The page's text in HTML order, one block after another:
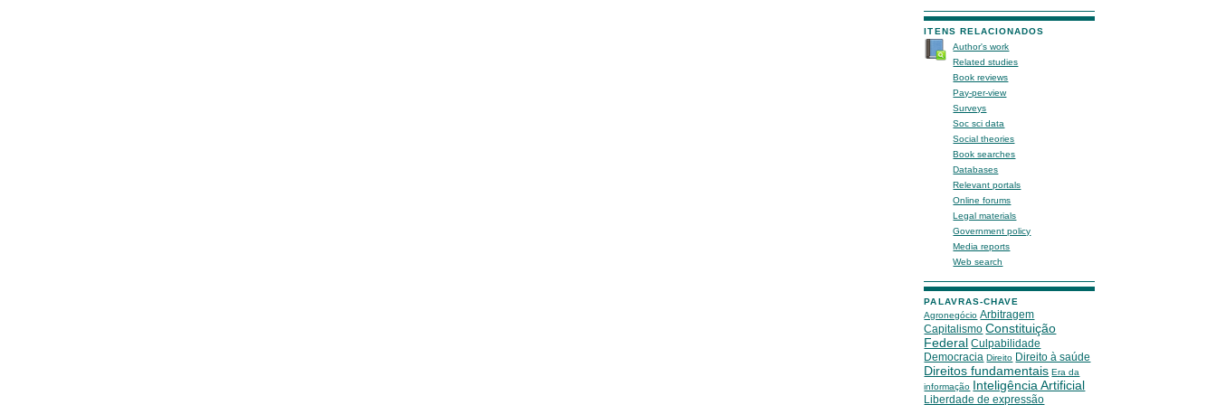
ITENS RELACIONADOS
Author's work
Related studies
Book reviews
Pay-per-view
Surveys
Soc sci data
Social theories
Book searches
Databases
Relevant portals
Online forums
Legal materials
Government policy
Media reports
Web search
PALAVRAS-CHAVE
Agronegócio Arbitragem
Capitalismo Constituição
Federal Culpabilidade
Democracia Direito Direito à saúde
Direitos fundamentais Era da
informação Inteligência Artificial
Liberdade de expressão